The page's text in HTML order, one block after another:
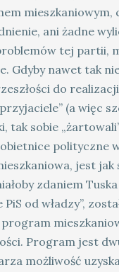
mieszkaniowym,
ani żadne
tej partii,
Gdyby nawet tak
do
(a więc
tak sobie
polityczne
jest
zdaniem
od władzy”,
Program jest
możliwość